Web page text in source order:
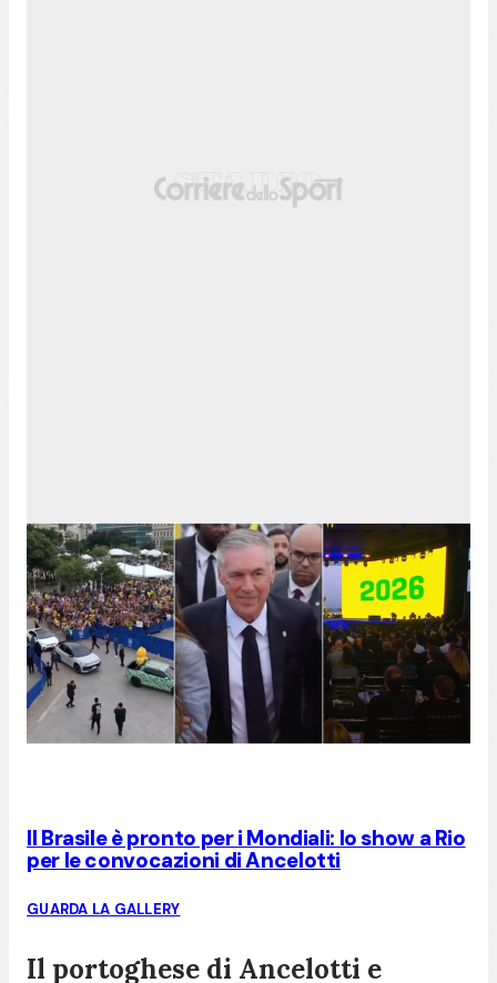
Il Brasile è pronto per i Mondiali: lo show a Rio
per le convocazioni di Ancelotti
GUARDA LA GALLERY
Il portoghese di Ancelotti e